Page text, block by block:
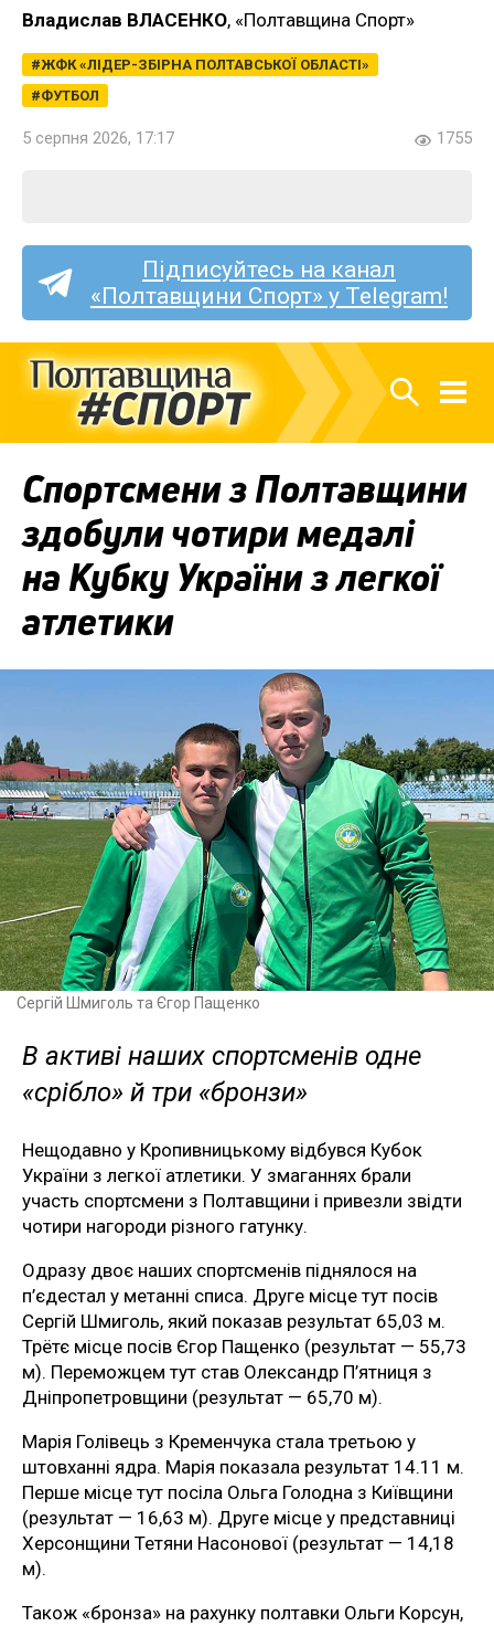
Владислав ВЛАСЕНКО, «Полтавщина Спорт»
ЖФК «ЛІДЕР-ЗБІРНА ПОЛТАВСЬКОЇ ОБЛАСТІ»
ФУТБОЛ
5 серпня 2026, 17:17 1755
Підписуйтесь на канал
«Полтавщини Спорт» у Telegram!
Спортсмени з Полтавщини
здобули чотири медалі
на Кубку України з легкої
атлетики
Сергій Шмиголь та Єгор Пащенко
В активі наших спортсменів одне
«срібло» й три «бронзи»
Нещодавно у Кропивницькому відбувся Кубок
України з легкої атлетики. У змаганнях брали
участь спортсмени з Полтавщини і привезли звідти
чотири нагороди різного гатунку.
Одразу двоє наших спортсменів піднялося на
п’єдестал у метанні списа. Друге місце тут посів
Сергій Шмиголь, який показав результат 65,03 м.
Трётє місце посів Єгор Пащенко (результат — 55,73
м). Переможцем тут став Олександр П’ятниця з
Дніпропетровщини (результат — 65,70 м).
Марія Голівець з Кременчука стала третьою у
штовханні ядра. Марія показала результат 14.11 м.
Перше місце тут посіла Ольга Голодна з Київщини
(результат — 16,63 м). Друге місце у представниці
Херсонщини Тетяни Насонової (результат — 14,18
м).
Також «бронза» на рахунку полтавки Ольги Корсун,